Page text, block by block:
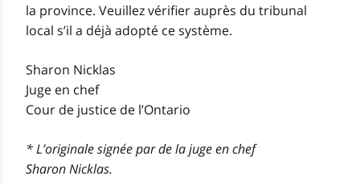
la province. Veuillez vérifier auprès du tribunal
local s’il a déjà adopté ce système.
Sharon Nicklas
Juge en chef
Cour de justice de l’Ontario
* L’originale signée par de la juge en chef
Sharon Nicklas.